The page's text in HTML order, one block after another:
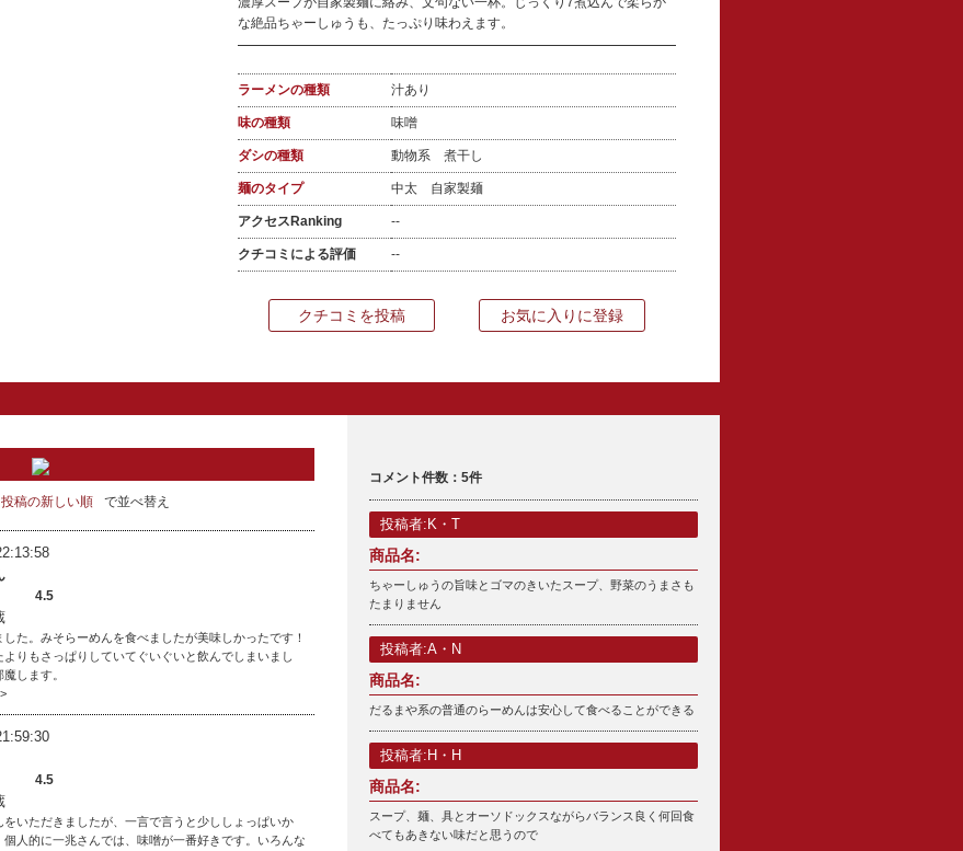
な絶品ちゃーしゅうも、たっぷり味わえます。
ラーメンの種類 汁あり
味の種類 味噌
ダシの種類 動物系 煮干し
麺のタイプ 中太 自家製麺
アクセスRanking --
クチコミによる評価 --
クチコミを投稿 お気に入りに登録
投稿の新しい順 で並べ替え
4.5
た。みそらーめんを食べましたが美味しかったです！
よりもさっぱりしていてぐいぐいと飲んでしまいまし
します。
4.5
をいただきましたが、一言で言うと少ししょっぱいか
個人的に一兆さんでは、味噌が一番好きです。いろんな
コメント件数：5件
投稿者:K・T
商品名:
ちゃーしゅうの旨味とゴマのきいたスープ、野菜のうまさも
たまりません
投稿者:A・N
商品名:
だるまや系の普通のらーめんは安心して食べることができる
投稿者:H・H
商品名:
スープ、麺、具とオーソドックスながらバランス良く何回食
べてもあきない味だと思うので